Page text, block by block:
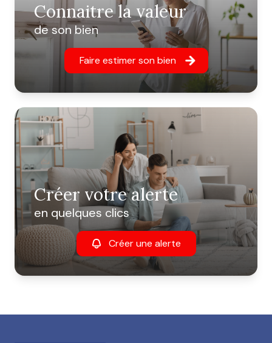
Connaitre la valeur
de son bien
Faire estimer son bien
Créer votre alerte
en quelques clics
Créer une alerte